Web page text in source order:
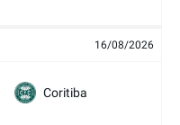
16/08/2026
Coritiba